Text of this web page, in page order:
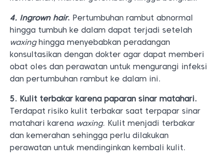
4. Ingrown hair. Pertumbuhan rambut abnormal
hingga tumbuh ke dalam dapat terjadi setelah
waxinghingga menyebabkan peradangan
konsultasikan dengan dokter agar dapat memberi
obat oles dan perawatan untuk mengurangi infeksi
dan pertumbuhan rambut ke dalam ini.
5. Kulit terbakar karena paparan sinar matahari.
Terdapat risiko kulit terbakar saat terpapar sinar
matahari karena waxing. Kulit menjadi terbakar
dan kemerahan sehingga perlu dilakukan
perawatan untuk mendinginkan kembali kulit.